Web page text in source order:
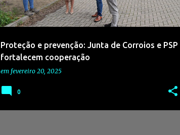
Proteção e prevenção: Junta de Corroios e PSP
fortalecem cooperação
em fevereiro 20, 2025
0